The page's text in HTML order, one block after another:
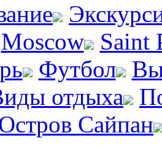
Moscow
Saint
Футбол
отдыха
Сайпан